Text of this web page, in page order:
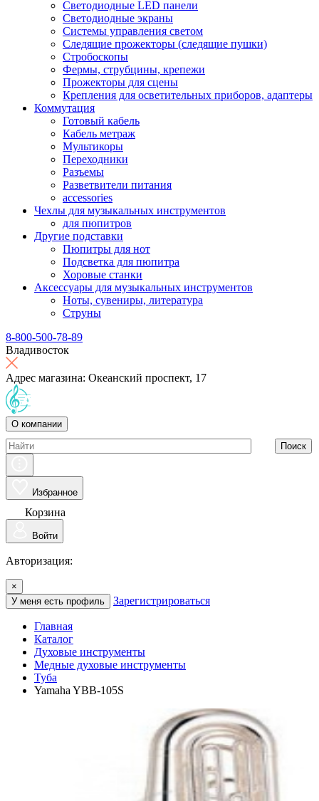
Светодиодные LED панели
Светодиодные экраны
Системы управления светом
Следящие прожекторы (следящие пушки)
Стробоскопы
Фермы, струбцины, крепежи
Прожекторы для сцены
Крепления для осветительных приборов, адаптеры
Коммутация
Готовый кабель
Кабель метраж
Мультикоры
Переходники
Разъемы
Разветвители питания
accessories
Чехлы для музыкальных инструментов
для пюпитров
Другие подставки
Пюпитры для нот
Подсветка для пюпитра
Хоровые станки
Аксессуары для музыкальных инструментов
Ноты, сувениры, литература
Струны
8-800-500-78-89
Владивосток
Адрес магазина: Океанский проспект, 17
О компании
Поиск
Избранное
Корзина
Войти
Авторизация:
×
У меня есть профиль
Зарегистрироваться
Главная
Каталог
Духовые инструменты
Медные духовые инструменты
Туба
Yamaha YBB-105S